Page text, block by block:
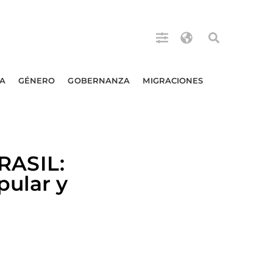
GÉNERO GOBERNANZA MIGRACIONES
y